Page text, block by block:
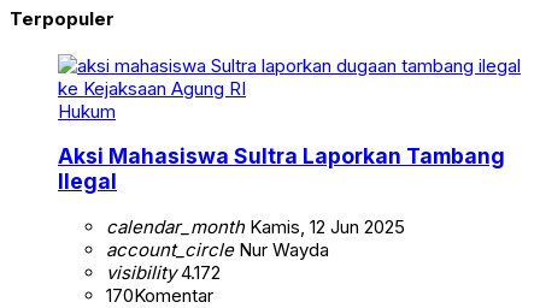
Terpopuler
Hukum
Aksi Mahasiswa Sultra Laporkan Tambang
Ilegal
calendar_monthKamis, 12 Jun 2025
account_circleNur Wayda
visibility4.172
170Komentar